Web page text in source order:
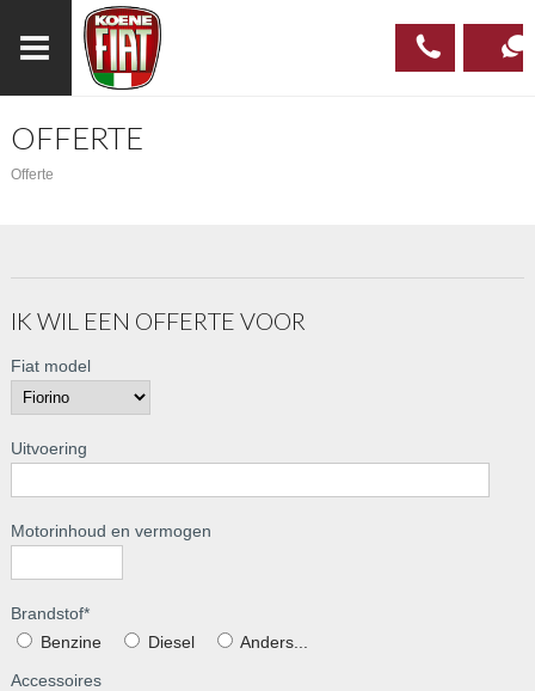
OFFERTE
Offerte
IK WIL EEN OFFERTE VOOR
Fiat model
Uitvoering
Motorinhoud en vermogen
Brandstof*
Benzine
Diesel
Anders...
Accessoires